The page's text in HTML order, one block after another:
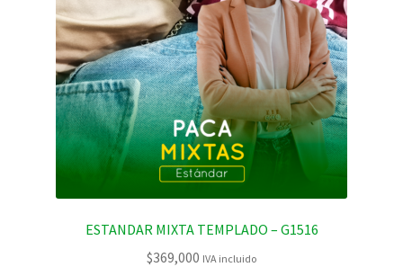
ESTANDAR MIXTA TEMPLADO – G1516
$369,000 IVA incluido